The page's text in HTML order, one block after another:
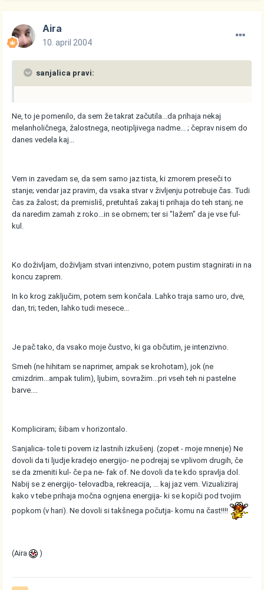
Aira
10. april 2004
sanjalica pravi:
Ne, to je pomenilo, da sem že takrat začutila...da prihaja nekaj
melanholičnega, žalostnega, neotipljivega nadme... ; čeprav nisem do
danes vedela kaj...
Vem in zavedam se, da sem samo jaz tista, ki zmorem preseči to
stanje; vendar jaz pravim, da vsaka stvar v življenju potrebuje čas. Tudi
čas za žalost; da premisliš, pretuhtaš zakaj ti prihaja do teh stanj; ne
da naredim zamah z roko...in se obrnem; ter si "lažem" da je vse ful-
kul.
Ko doživljam, doživljam stvari intenzivno, potem pustim stagnirati in na
koncu zaprem.
In ko krog zaključim, potem sem končala. Lahko traja samo uro, dve,
dan, tri; teden, lahko tudi mesece...
Je pač tako, da vsako moje čustvo, ki ga občutim, je intenzivno.
Smeh (ne hihitam se naprimer, ampak se krohotam), jok (ne
cmizdrim...ampak tulim), ljubim, sovražim...pri vseh teh ni pastelne
barve....
Kompliciram; šibam v horizontalo.
Sanjalica- tole ti povem iz lastnih izkušenj. (zopet - moje mnenje) Ne
dovoli da ti ljudje kradejo energijo- ne podrejaj se vplivom drugih, če
se da zmeniti kul- če pa ne- fak of. Ne dovoli da te kdo spravlja dol.
Nabij se z energijo- telovadba, rekreacija, ... kaj jaz vem. Vizualiziraj
kako v tebe prihaja močna ognjena energija- ki se kopiči pod tvojim
popkom (v hari). Ne dovoli si takšnega počutja- komu na čast!!!!
(Aira )